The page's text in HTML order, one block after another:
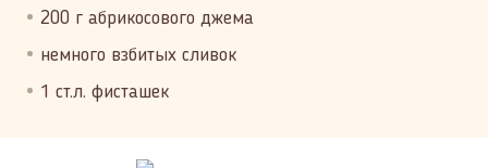
200 г абрикосового джема
немного взбитых сливок
1 ст.л. фисташек